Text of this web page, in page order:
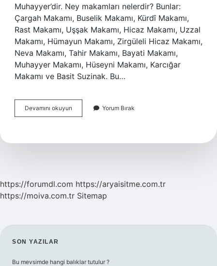
Muhayyer’dir. Ney makamları nelerdir? Bunlar:
Çargah Makamı, Buselik Makamı, Kürdî Makamı,
Rast Makamı, Uşşak Makamı, Hicaz Makamı, Uzzal
Makamı, Hümayun Makamı, Zirgüleli Hicaz Makamı,
Neva Makamı, Tahir Makamı, Bayati Makamı,
Muhayyer Makamı, Hüseyni Makamı, Karcığar
Makamı ve Basit Suzinak. Bu…
Devamını okuyun
Bemol
Fa
Yorum Bırak
https://forumdl.com https://aryaisitme.com.tr
https://moiva.com.tr Sitemap
SIDEBAR
SON YAZILAR
Bu mevsimde hangi balıklar tutulur ?